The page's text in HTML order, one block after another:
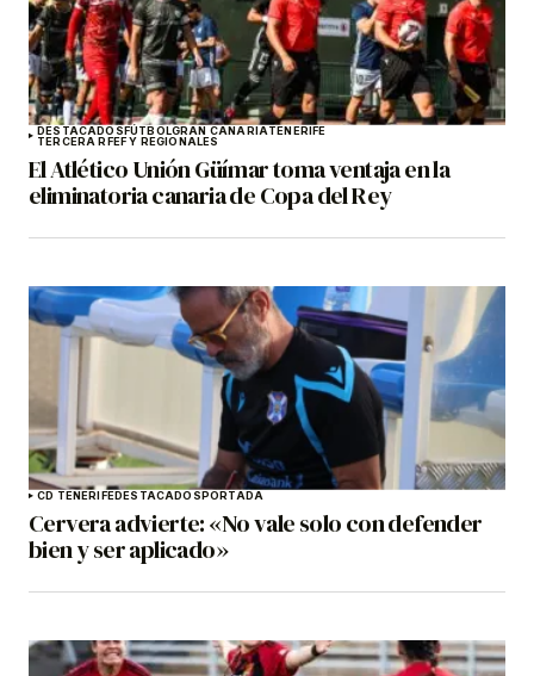
DESTACADOSFÚTBOLGRAN CANARIATENERIFE
TERCERA RFEF Y REGIONALES
El Atlético Unión Güímar toma ventaja en la
eliminatoria canaria de Copa del Rey
CD TENERIFEDESTACADOSPORTADA
Cervera advierte: «No vale solo con defender
bien y ser aplicado»